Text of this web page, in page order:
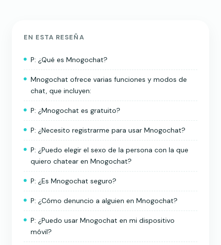
EN ESTA RESEÑA
P: ¿Qué es Mnogochat?
Mnogochat ofrece varias funciones y modos de
chat, que incluyen:
P: ¿Mnogochat es gratuito?
P: ¿Necesito registrarme para usar Mnogochat?
P: ¿Puedo elegir el sexo de la persona con la que
quiero chatear en Mnogochat?
P: ¿Es Mnogochat seguro?
P: ¿Cómo denuncio a alguien en Mnogochat?
P: ¿Puedo usar Mnogochat en mi dispositivo
móvil?